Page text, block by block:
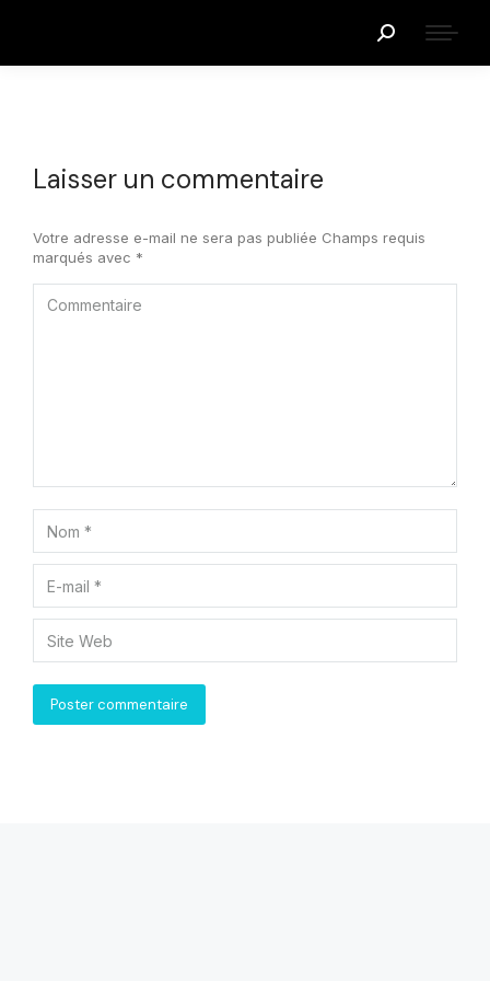
Recherche
:
Laisser un commentaire
Votre adresse e-mail ne sera pas publiée Champs requis
marqués avec *
Commentaire
Nom *
E-mail *
Site Web
Poster commentaire